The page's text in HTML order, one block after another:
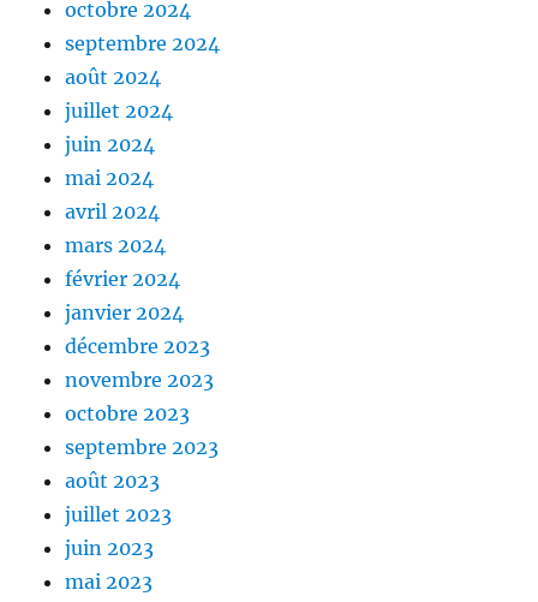
octobre 2024
septembre 2024
août 2024
juillet 2024
juin 2024
mai 2024
avril 2024
mars 2024
février 2024
janvier 2024
décembre 2023
novembre 2023
octobre 2023
septembre 2023
août 2023
juillet 2023
juin 2023
mai 2023